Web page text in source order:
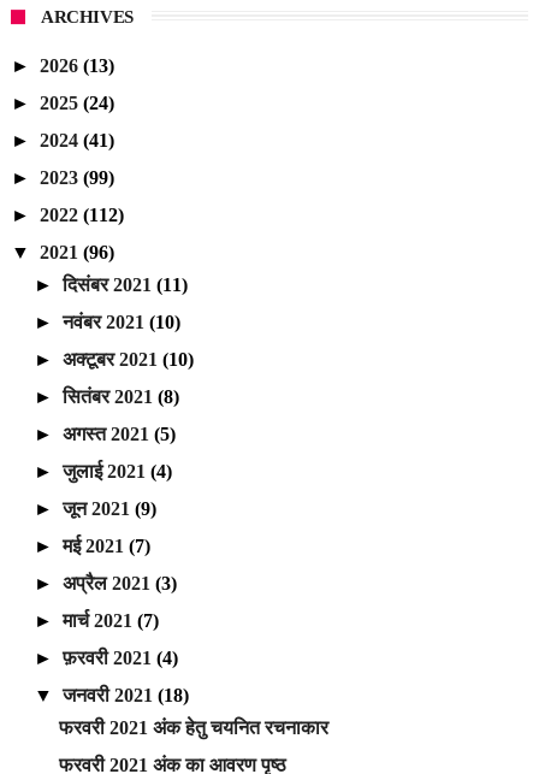
ARCHIVES
► 2026 (13)
► 2025 (24)
► 2024 (41)
► 2023 (99)
► 2022 (112)
▼ 2021 (96)
►दिसंबर 2021(11)
►नवंबर 2021(10)
►अक्टूबर 2021(10)
►सितंबर 2021(8)
►अगस्त 2021(5)
►जुलाई 2021(4)
►जून 2021(9)
►मई 2021(7)
►अप्रैल 2021(3)
►मार्च 2021(7)
►फ़रवरी 2021(4)
▼जनवरी 2021(18)
फरवरी 2021 अंक हेतु चयनित रचनाकार
फरवरी 2021 अंक का आवरण पृष्ठ